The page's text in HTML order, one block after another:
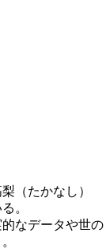
（たかなし）
。
なデータや世の